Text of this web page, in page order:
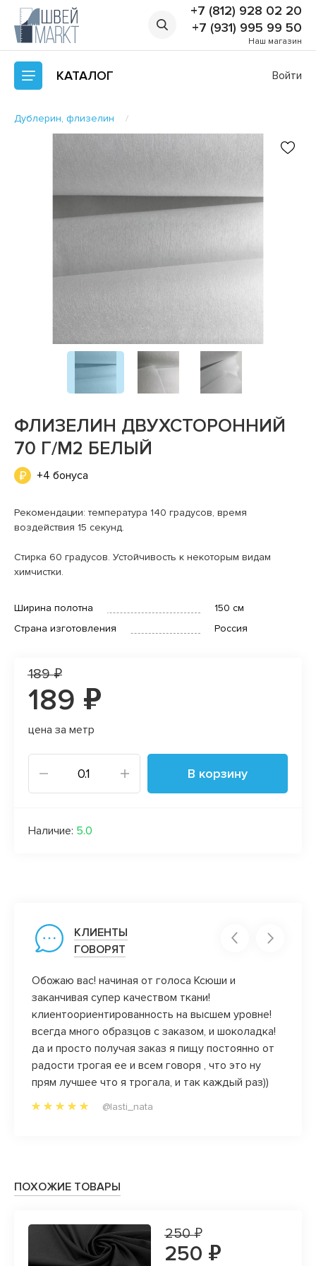
+7 (812) 928 02 20
+7 (931) 995 99 50
Наш магазин
КАТАЛОГ Войти
Дублерин, флизелин
ФЛИЗЕЛИН ДВУХСТОРОННИЙ
70 Г/М2 БЕЛЫЙ
+4 бонуса
Рекомендации: температура 140 градусов, время
воздействия 15 секунд.
Стирка 60 градусов. Устойчивость к некоторым видам
химчистки.
Ширина полотна
150 см
Страна изготовления
Россия
189 ₽
189 ₽
цена за метр
В корзину
Наличие: 5.0
КЛИЕНТЫ
ГОВОРЯТ
Обожаю вас! начиная от голоса Ксюши и
заканчивая супер качеством ткани!
клиентоориентированность на высшем уровне!
всегда много образцов с заказом, и шоколадка!
да и просто получая заказ я пищу постоянно от
радости трогая ее и всем говоря , что это ну
прям лучшее что я трогала, и так каждый раз))
@lasti_nata
ПОХОЖИЕ ТОВАРЫ
250 ₽
250 ₽